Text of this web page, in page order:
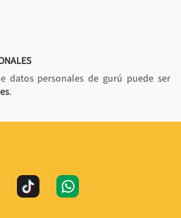
datos personales de gurú puede ser
.